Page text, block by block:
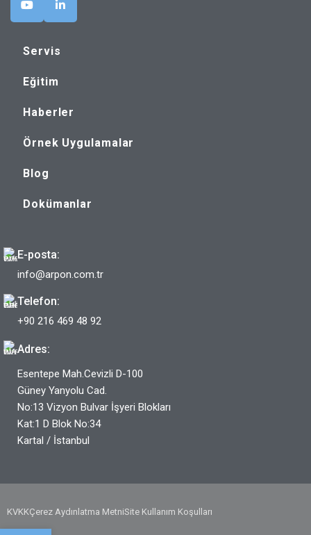
Servis
Eğitim
Haberler
Örnek Uygulamalar
Blog
Dokümanlar
E-posta:
info@arpon.com.tr
Telefon:
+90 216 469 48 92
Adres:
Esentepe Mah.Cevizli D-100
Güney Yanyolu Cad.
No:13 Vizyon Bulvar İşyeri Blokları
Kat:1 D Blok No:34
Kartal / İstanbul
KVKKÇerez Aydınlatma MetniSite Kullanım Koşulları